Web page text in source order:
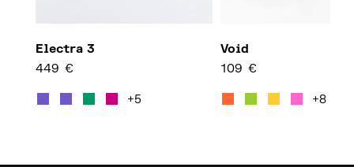
Electra 3
449 €
+5
Void
109 €
+8